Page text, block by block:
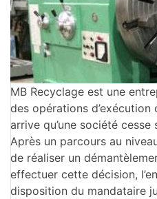
MB Recyclage est une
des opérations
arrive qu’une société
Après un parcours au
de réaliser un
effectuer cette décision,
disposition du mandataire